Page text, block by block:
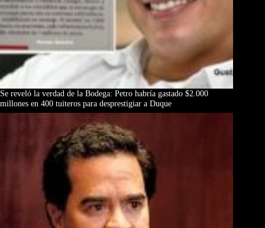
Se reveló la verdad de la Bodega: Petro habría gastado $2.000
millones en 400 tuiteros para desprestigiar a Duque